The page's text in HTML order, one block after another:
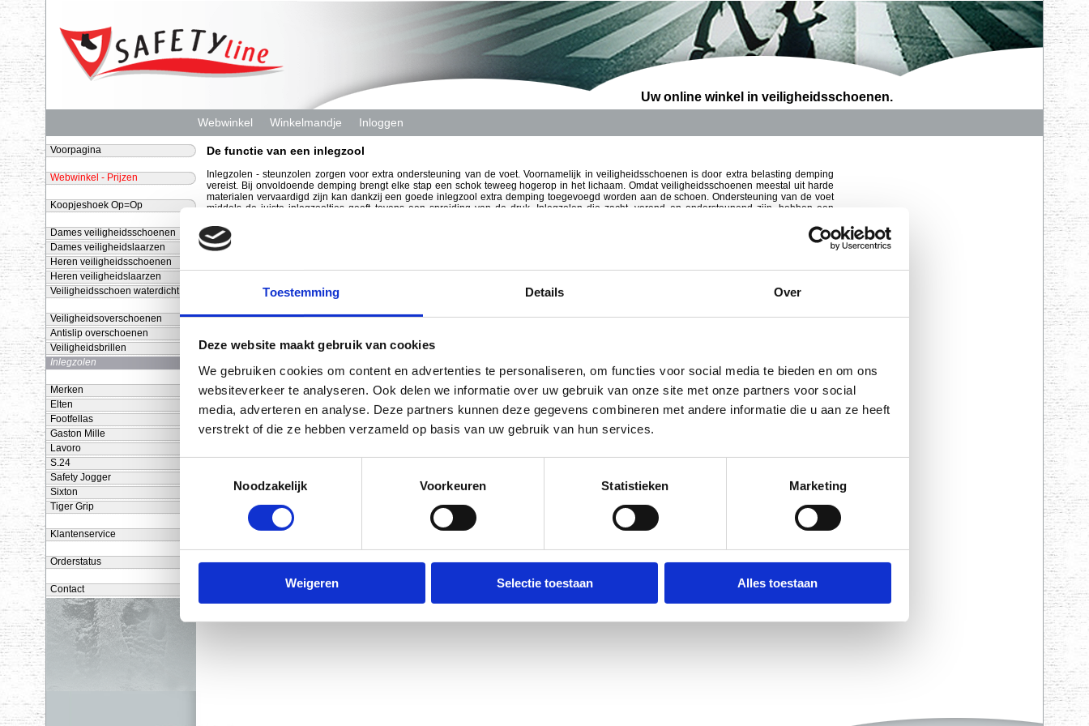
Toestemming Details Over
Deze website maakt gebruik van cookies
We gebruiken cookies om content en advertenties te personaliseren, om functies voor social media te bieden en om ons
websiteverkeer te analyseren. Ook delen we informatie over uw gebruik van onze site met onze partners voor social
media, adverteren en analyse. Deze partners kunnen deze gegevens combineren met andere informatie die u aan ze heeft
verstrekt of die ze hebben verzameld op basis van uw gebruik van hun services.
Toestemmingsselectie
Noodzakelijk
Voorkeuren Statistieken Marketing
Weigeren Selectie toestaan Alles toestaan
Uw online winkel in veiligheidsschoenen.
Webwinkel Winkelmandje Inloggen
De functie van een inlegzool
Inlegzolen - steunzolen zorgen voor extra ondersteuning van de voet. Voornamelijk in veiligheidsschoenen is door extra belasting demping
vereist. Bij onvoldoende demping brengt elke stap een schok teweeg hogerop in het lichaam. Omdat veiligheidsschoenen meestal uit harde
materialen vervaardigd zijn kan dankzij een goede inlegzool extra demping toegevoegd worden aan de schoen. Ondersteuning van de voet
middels de juiste inlegzooltjes geeft tevens een spreiding van de druk. Inlegzolen die zacht, verend en ondersteunend zijn, hebben een
kunnen veiligheids-schoenen overmatig slijten. Een juiste inlegzool zorgt ervoor dat de voetstand en het looppatroon verbeterd waardoor de
veiligheidsschoenen gelijkmatiger slijten.
Opruiming !
en/of schokdemping. Geeft optimale ondersteuning aan de achter-, midden-, en voorvoet. De MySole Anatomical is
bovendien antistatich en geurverminderend.
€ 16,49 excl. BTW
(€ 19,95 incl. BTW)
MySole
Shockabsorption
Deze inlegzool heeft een zeer groot shockdempend vermogen. De unieke vormgeving zorgt voor ondersteuning
comfortabel aan en is bij uitstek geschikt voor mensen die veel staan of lopen.
€ 14,05 excl. BTW
Voorpagina
Webwinkel - Prijzen
Koopjeshoek Op=Op
Dames veiligheidsschoenen
Dames veiligheidslaarzen
Heren veiligheidsschoenen
Heren veiligheidslaarzen
Veiligheidsschoen waterdicht
Veiligheidsoverschoenen
Antislip overschoenen
Veiligheidsbrillen
Inlegzolen
Merken
Elten
Footfellas
Gaston Mille
Lavoro
S.24
Safety Jogger
Sixton
Tiger Grip
Klantenservice
Orderstatus
Contact